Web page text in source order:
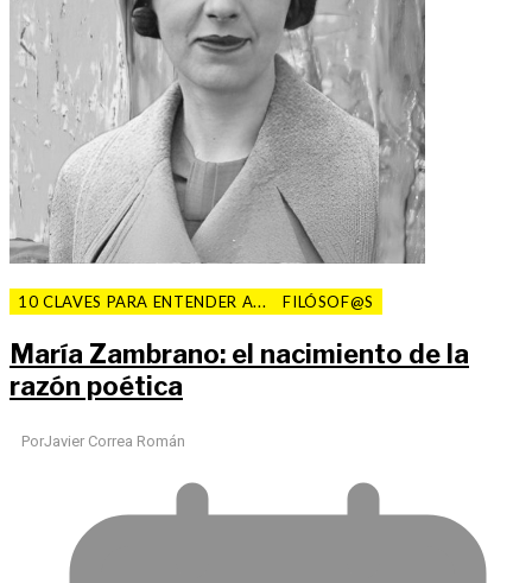
10 CLAVES PARA ENTENDER A... FILÓSOF@S
María Zambrano: el nacimiento de la
razón poética
PorJavier Correa Román